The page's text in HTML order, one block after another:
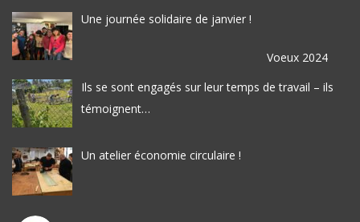
Une journée solidaire de janvier !
Voeux 2024
Ils se sont engagés sur leur temps de travail – ils
témoignent…
Un atelier économie circulaire !